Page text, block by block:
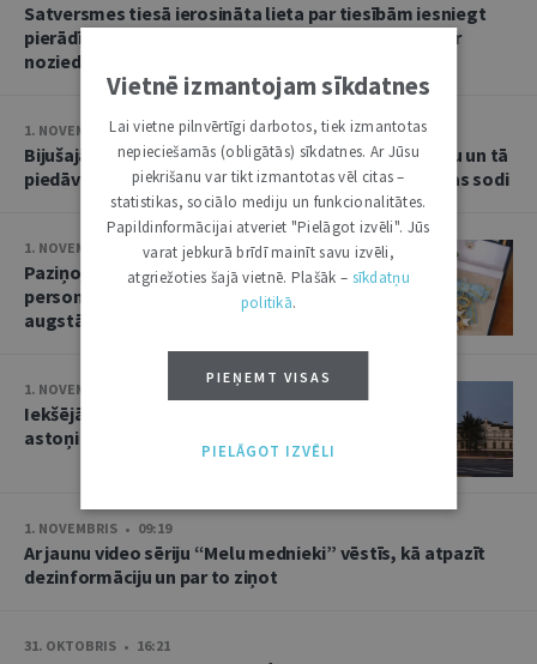
Satversmes tiesā ierosināta lieta par tiesībām iesniegt
pierādījumus apelācijas instances tiesai procesā par
noziedzīgi iegūtu mantu
1. NOVEMBRIS • 15:55
Bijušajām Valsts policijas amatpersonām par kukuļu un tā
piedāvājuma pieņemšanu – reāli brīvības atņemšanas sodi
1. NOVEMBRIS • 14:04
Paziņojumi "Latvijas Vēstnesī": 31
personai piešķirti Latvijas valsts
augstākie apbalvojumi
1. NOVEMBRIS • 13:57
Iekšējās drošības birojam aprit
astoņi gadi
1. NOVEMBRIS • 09:19
Ar jaunu video sēriju “Melu mednieki” vēstīs, kā atpazīt
dezinformāciju un par to ziņot
31. OKTOBRIS • 16:21
Vietnē izmantojam sīkdatnes
Lai vietne pilnvērtīgi darbotos, tiek izmantotas
nepieciešamās (obligātās) sīkdatnes. Ar Jūsu
piekrišanu var tikt izmantotas vēl citas –
statistikas, sociālo mediju un funkcionalitātes.
Papildinformācijai atveriet "Pielāgot izvēli". Jūs
varat jebkurā brīdī mainīt savu izvēli,
atgriežoties šajā vietnē. Plašāk – sīkdatņu
politikā.
PIEŅEMT VISAS
PIELĀGOT IZVĒLI